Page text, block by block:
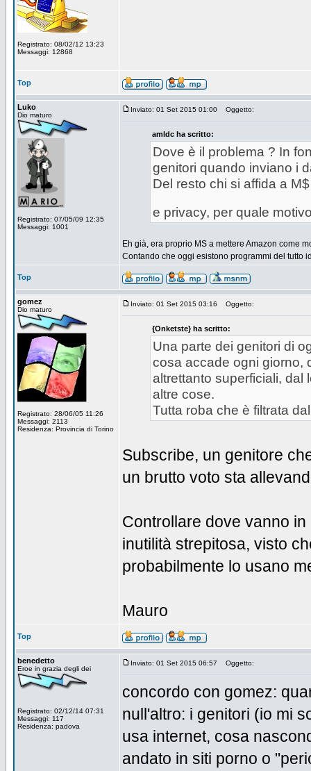
Registrato: 08/02/12 13:23
Messaggi: 12868
Top
Luko
Dio maturo
Registrato: 07/05/09 12:35
Messaggi: 1001
Inviato: 01 Set 2015 01:00 Oggetto:
amldc ha scritto:
Dove è il problema ? In
genitori quando inviano i
Del resto chi si affida a
e privacy, per quale
Eh già, era proprio MS a mettere Amazon come
Contando che oggi esistono programmi del tutto
Top
gomez
Dio maturo
Registrato: 28/06/05 11:26
Messaggi: 2113
Residenza: Provincia di Torino
Inviato: 01 Set 2015 03:16 Oggetto:
{Onketste} ha scritto:
Una parte dei genitori di
cosa accade ogni giorno,
altrettanto superficiali, dal
altre cose.
Tutta roba che è filtrata
Subscribe, un genitore
un brutto voto sta
Controllare dove vanno
inutilità strepitosa, visto
probabilmente lo usano
Mauro
Top
benedetto
Eroe in grazia degli dei
Registrato: 02/12/14 07:31
Messaggi: 117
Residenza: padova
Inviato: 01 Set 2015 06:57 Oggetto:
concordo con gomez:
null'altro: i genitori (io mi
usa internet, cosa
andato in siti porno o